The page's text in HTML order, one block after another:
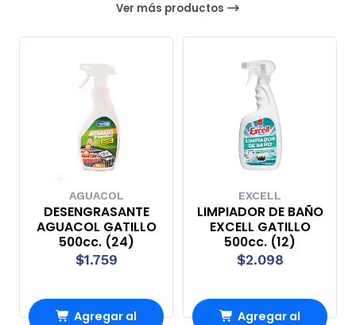
Ver más productos
AGUACOL
DESENGRASANTE
AGUACOL GATILLO
500cc. (24)
$1.759
Agregar al
EXCELL
LIMPIADOR DE BAÑO
EXCELL GATILLO
500cc. (12)
$2.098
Agregar al